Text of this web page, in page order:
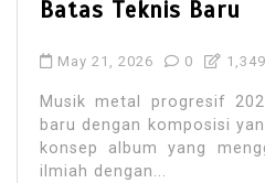
Batas Teknis Baru
May 21, 2026 0
Musik metal progresif
baru dengan komposisi
konsep album yang
ilmiah dengan...